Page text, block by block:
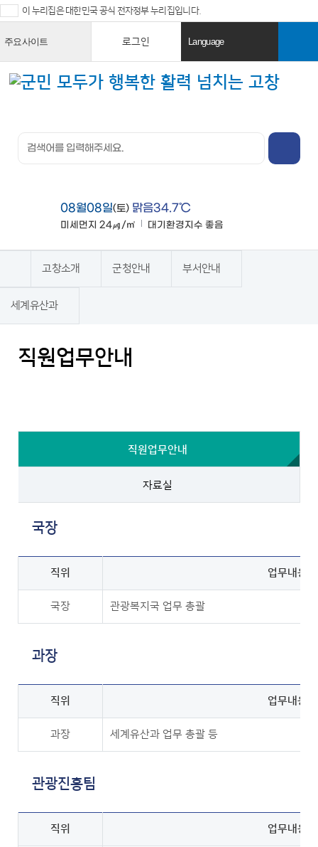
이 누리집은 대한민국 공식 전자정부 누리집입니다.
주요사이트 로그인 Language
기
08월08일(토) 맑음34.7℃
미세먼지 24㎍/㎥ 대기환경지수 좋음
열기
고창소개 군청안내 부서안내
세계유산과
직원업무안내
직원업무안내
자료실
국장
직위 업무내용
국장 관광복지국 업무 총괄
과장
직위 업무내용
과장 세계유산과 업무 총괄 등
관광진흥팀
직위 업무내용